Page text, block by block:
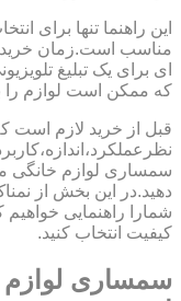
این راهنما تنها برای
مناسب است.زمان خرید
ای برای یک تبلیغ
که ممکن است لوازم را
قبل از خرید لازم است
سمساری لوازم خانگی
دهید.در این بخش از
شمارا راهنمایی
کیفیت انتخاب کنید.
سمساری